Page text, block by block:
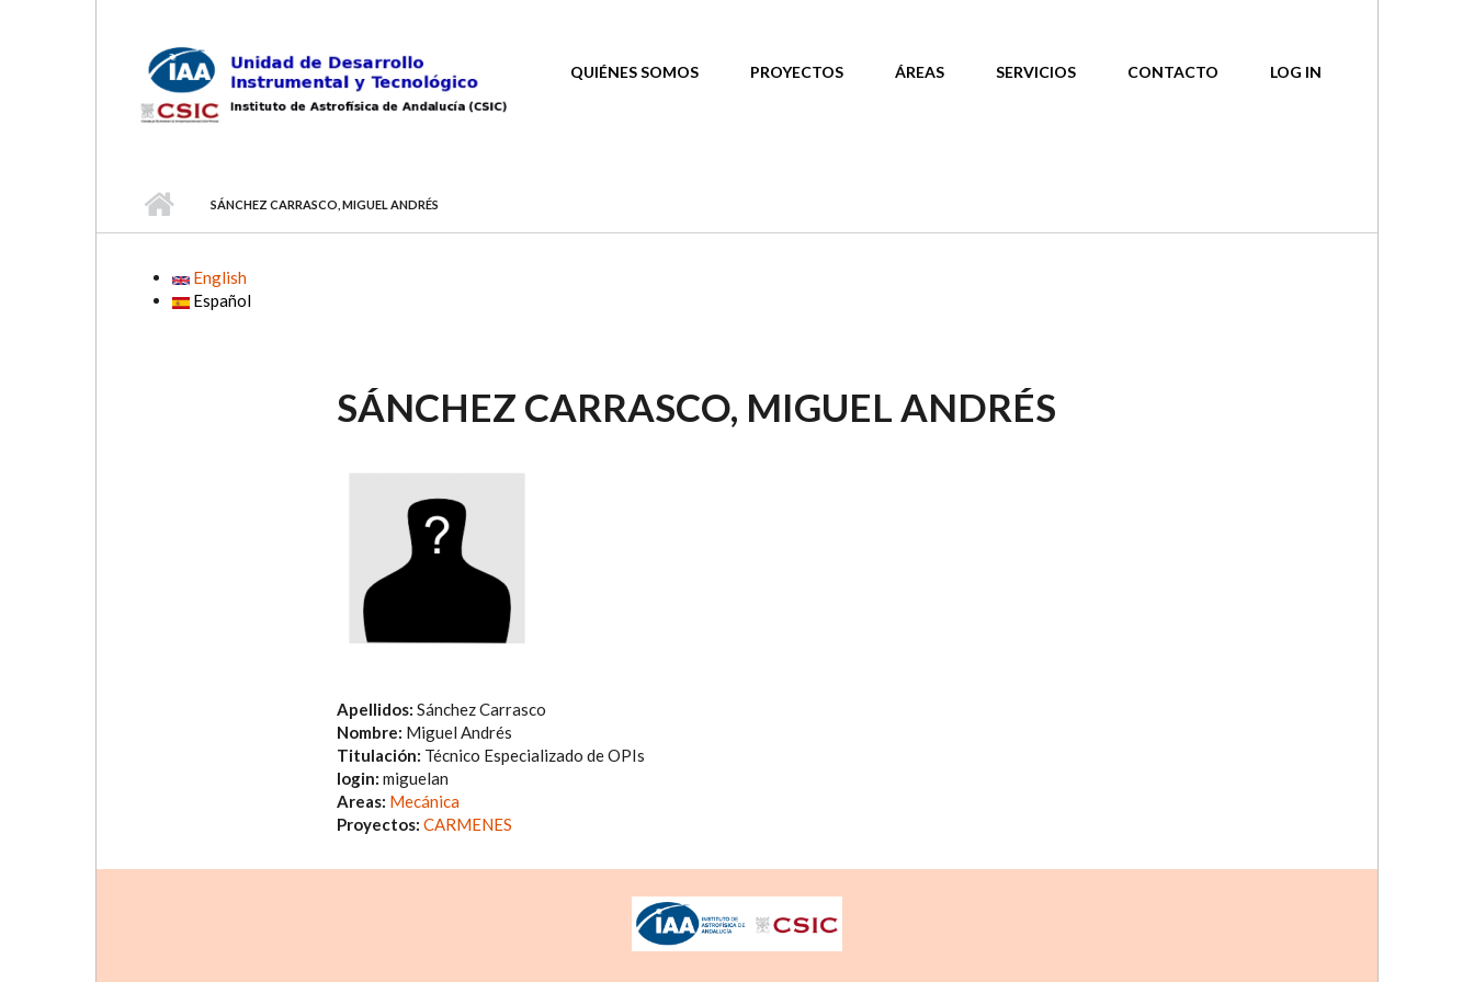
MAIN MENU
QUIÉNES SOMOS PROYECTOS ÁREAS SERVICIOS CONTACTO LOG IN
SÁNCHEZ CARRASCO, MIGUEL ANDRÉS
English
Español
SÁNCHEZ CARRASCO, MIGUEL ANDRÉS
Apellidos: Sánchez Carrasco
Nombre: Miguel Andrés
Titulación: Técnico Especializado de OPIs
login: miguelan
Areas: Mecánica
Proyectos: CARMENES